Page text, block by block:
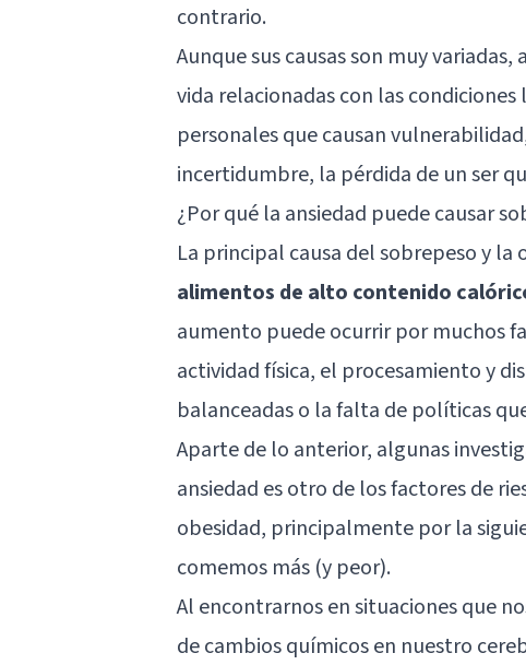
contrario.
Aunque sus causas son muy
vida relacionadas con las
personales que causan
incertidumbre, la pérdida de un ser
¿Por qué la ansiedad puede causar
La principal causa del sobrepeso y la
alimentos de alto contenido
aumento puede ocurrir por muchos
actividad física, el procesamiento y
balanceadas o la falta de políticas
Aparte de lo anterior, algunas
ansiedad es otro de los factores de
obesidad, principalmente por la
comemos más (y peor).
Al encontrarnos en situaciones que
de cambios químicos en nuestro